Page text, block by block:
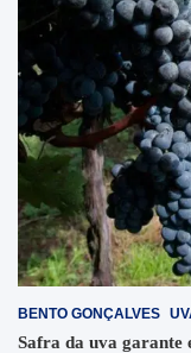
BENTO GONÇALVES
Safra da uva garante